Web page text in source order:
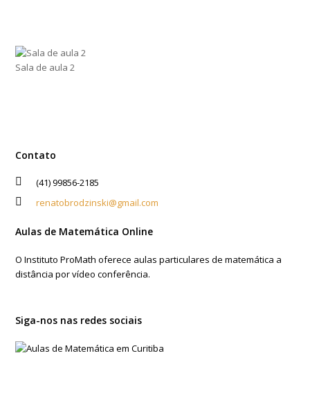
Sala de aula 2
Contato
(41) 99856-2185
renatobrodzinski@gmail.com
Aulas de Matemática Online
O Instituto ProMath oferece aulas particulares de matemática a
distância por vídeo conferência.
Siga-nos nas redes sociais